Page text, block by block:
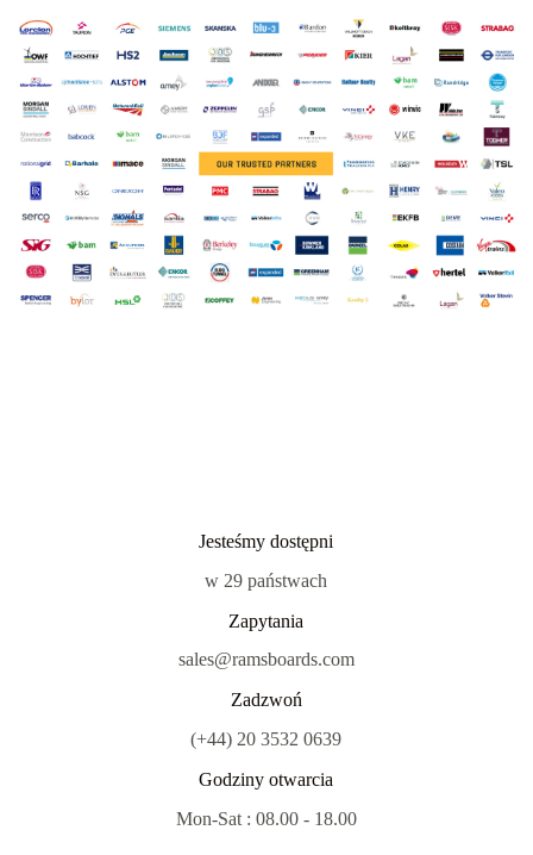
Jesteśmy dostępni
w 29 państwach
Zapytania
sales@ramsboards.com
Zadzwoń
(+44) 20 3532 0639
Godziny otwarcia
Mon-Sat : 08.00 - 18.00